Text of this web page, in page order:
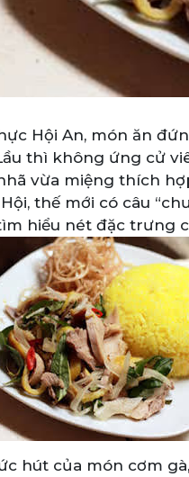
Hội An, món ăn
thì không ứng cử
vừa miệng thích
thế mới có câu
hiểu nét đặc trưng
hút của món cơm